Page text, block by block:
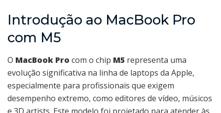
Introdução ao MacBook Pro
com M5
O MacBook Pro com o chip M5 representa uma
evolução significativa na linha de laptops da Apple,
especialmente para profissionais que exigem
desempenho extremo, como editores de vídeo, músicos